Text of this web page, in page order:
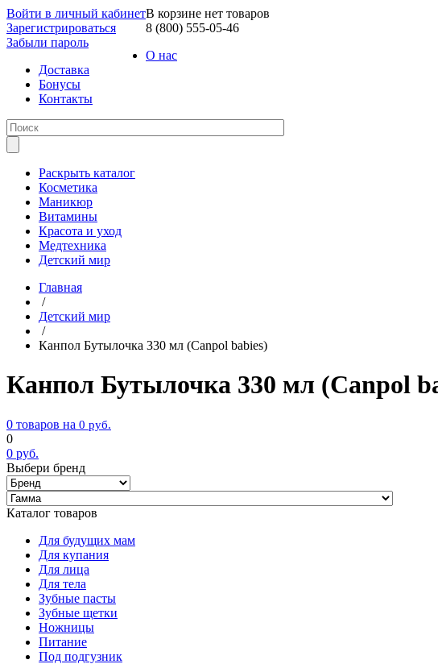
Войти в личный кабинет
Зарегистрироваться
Забыли пароль
В корзине нет товаров
8 (800) 555-05-46
О нас
Доставка
Бонусы
Контакты
Раскрыть каталог
Косметика
Маникюр
Витамины
Красота и уход
Медтехника
Детский мир
Главная
/
Детский мир
/
Канпол Бутылочка 330 мл (Canpol babies)
Канпол Бутылочка 330 мл (Canpol
0 товаров на 0 руб.
0
0 руб.
Выбери бренд
Каталог товаров
Для будущих мам
Для купания
Для лица
Для тела
Зубные пасты
Зубные щетки
Ножницы
Питание
Под подгузник